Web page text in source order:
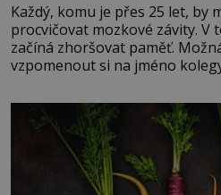
Každý, komu je přes 25 let, by
procvičovat mozkové závity. V
začíná zhoršovat paměť.
vzpomenout si na jméno
Je to opravdu tak, s věkem
rozhodla stávkovat. Cvičte